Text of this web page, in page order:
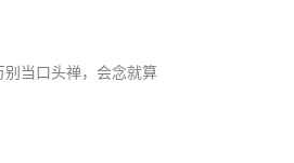
当口头禅，会念就算